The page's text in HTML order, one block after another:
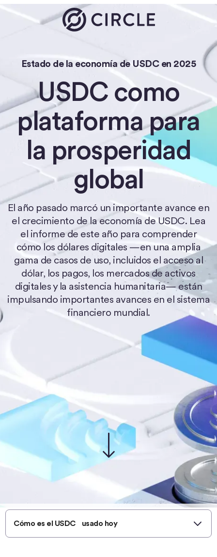
Estado de la economía de USDC en 2025
USDC como
plataforma para
la prosperidad
global
El año pasado marcó un importante avance en
el crecimiento de la economía de USDC. Lea
el informe de este año para comprender
cómo los dólares digitales —en una amplia
gama de casos de uso, incluidos el acceso al
dólar, los pagos, los mercados de activos
digitales y la asistencia humanitaria— están
impulsando importantes avances en el sistema
financiero mundial.
Cómo es el USDC usado hoy